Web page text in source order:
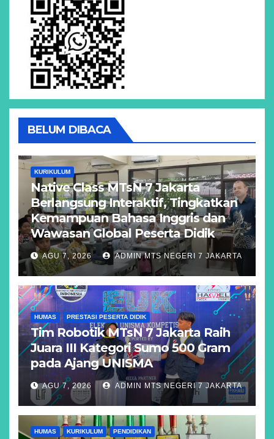
BELUM DIBACA
KURIKULUM
Native Class MTsN 7 Jakarta
Berlangsung Interaktif, Tingkatkan
Kemampuan Bahasa Inggris dan
Wawasan Global Peserta Didik
AGU 7, 2026 ADMIN MTS NEGERI 7 JAKARTA
HUMAS PRESTASI PESERTA DIDIK
Tim Robotik MTsN 7 Jakarta Raih
Juara III Kategori Sumo 500 Gram
pada Ajang UNISMA
AGU 7, 2026 ADMIN MTS NEGERI 7 JAKARTA
HUMAS KURIKULUM PENDIDIKAN